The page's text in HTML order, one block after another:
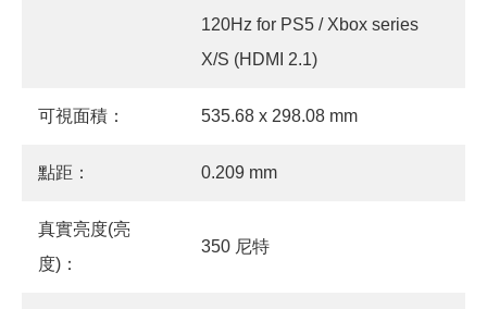
120Hz for PS5 / Xbox series
X/S (HDMI 2.1)
可視面積： 535.68 x 298.08 mm
點距： 0.209 mm
真實亮度(亮
度)：
350 尼特